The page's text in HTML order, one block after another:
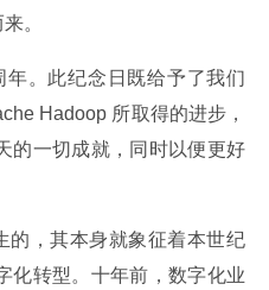
。
年。此纪念日既给予了我们
Hadoop 所取得的进步，
的一切成就，同时以便更好
的，其本身就象征着本世纪
化转型。十年前，数字化业